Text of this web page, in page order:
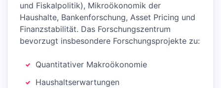
und Fiskalpolitik), Mikroökonomik der
Haushalte, Bankenforschung, Asset Pricing und
Finanzstabilität. Das Forschungszentrum
bevorzugt insbesondere Forschungsprojekte zu:
Quantitativer Makroökonomie
Haushaltserwartungen